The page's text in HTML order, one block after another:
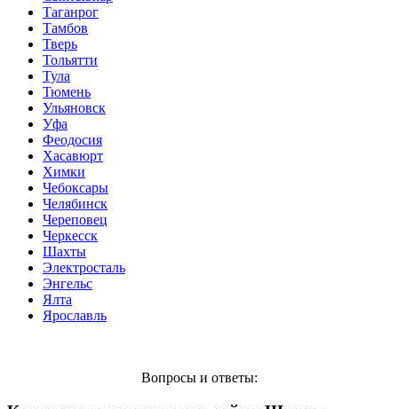
Таганрог
Тамбов
Тверь
Тольятти
Тула
Тюмень
Ульяновск
Уфа
Феодосия
Хасавюрт
Химки
Чебоксары
Челябинск
Череповец
Черкесск
Шахты
Электросталь
Энгельс
Ялта
Ярославль
Вопросы и ответы: